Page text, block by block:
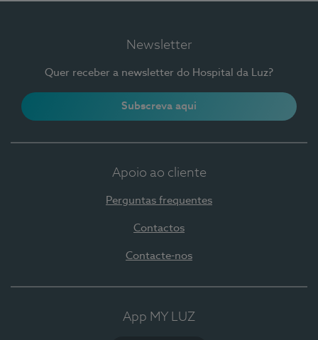
Newsletter
Quer receber a newsletter do Hospital da Luz?
Subscreva aqui
Apoio ao cliente
Perguntas frequentes
Contactos
Contacte-nos
App MY LUZ